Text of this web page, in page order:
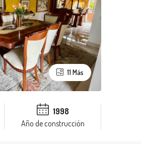
11 Más
1998
Año de construcción